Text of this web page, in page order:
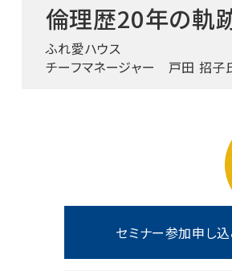
倫理歴20年の軌
ふれ愛ハウス
チーフマネージャー 戸田 招子
セミナー参加申し